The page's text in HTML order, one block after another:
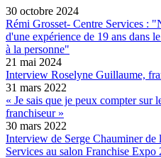
30 octobre 2024
Rémi Grosset- Centre Services :
d'une expérience de 19 ans dans
à la personne"
21 mai 2024
Interview Roselyne Guillaume,
31 mars 2022
« Je sais que je peux compter sur
franchiseur »
30 mars 2022
Interview de Serge Chauminer de
Services au salon Franchise Expo